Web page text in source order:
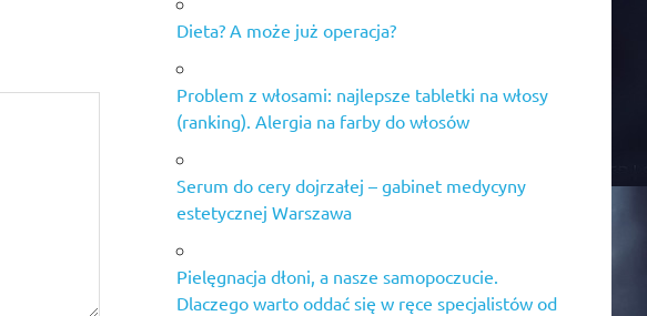
Dieta? A może już operacja?
Problem z włosami: najlepsze tabletki na włosy
(ranking). Alergia na farby do włosów
Serum do cery dojrzałej – gabinet medycyny
estetycznej Warszawa
Pielęgnacja dłoni, a nasze samopoczucie.
Dlaczego warto oddać się w ręce specjalistów od